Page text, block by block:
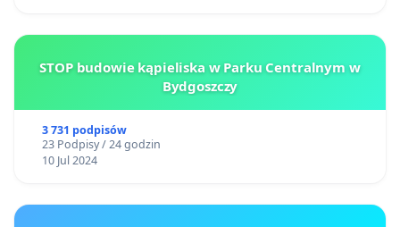
STOP budowie kąpieliska w Parku Centralnym w
Bydgoszczy
3 731 podpisów
23 Podpisy / 24 godzin
10 Jul 2024